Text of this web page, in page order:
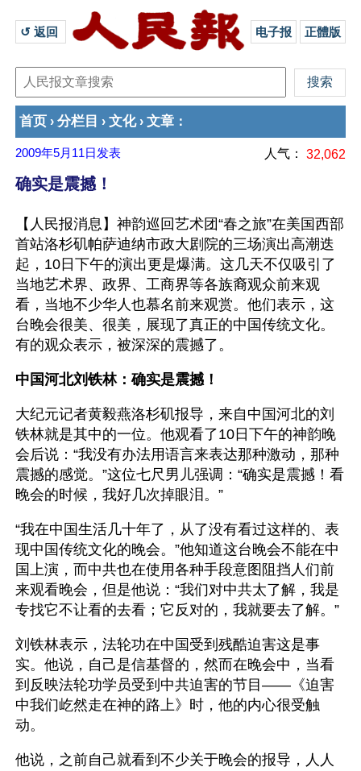
↺ 返回 电子报 正體版
首页 › 分栏目 › 文化› 文章 ：
2009年5月11日 发表 人气： 32,062
确实是震撼！
【人民报消息】神韵巡回艺术团“春之旅”在美国西部
首站洛杉矶帕萨迪纳市政大剧院的三场演出高潮迭
起，10日下午的演出更是爆满。这几天不仅吸引了
当地艺术界、政界、工商界等各族裔观众前来观
看，当地不少华人也慕名前来观赏。他们表示，这
台晚会很美、很美，展现了真正的中国传统文化。
有的观众表示，被深深的震撼了。
中国河北刘铁林：确实是震撼！
大纪元记者黄毅燕洛杉矶报导，来自中国河北的刘
铁林就是其中的一位。他观看了10日下午的神韵晚
会后说：“我没有办法用语言来表达那种激动，那种
震撼的感觉。”这位七尺男儿强调：“确实是震撼！看
晚会的时候，我好几次掉眼泪。”
“我在中国生活几十年了，从了没有看过这样的、表
现中国传统文化的晚会。”他知道这台晚会不能在中
国上演，而中共也在使用各种手段意图阻挡人们前
来观看晚会，但是他说：“我们对中共太了解，我是
专找它不让看的去看；它反对的，我就要去了解。”
刘铁林表示，法轮功在中国受到残酷迫害这是事
实。他说，自己是信基督的，然而在晚会中，当看
到反映法轮功学员受到中共迫害的节目——《迫害
中我们屹然走在神的路上》时，他的内心很受触
动。
他说，之前自己就看到不少关于晚会的报导，人人